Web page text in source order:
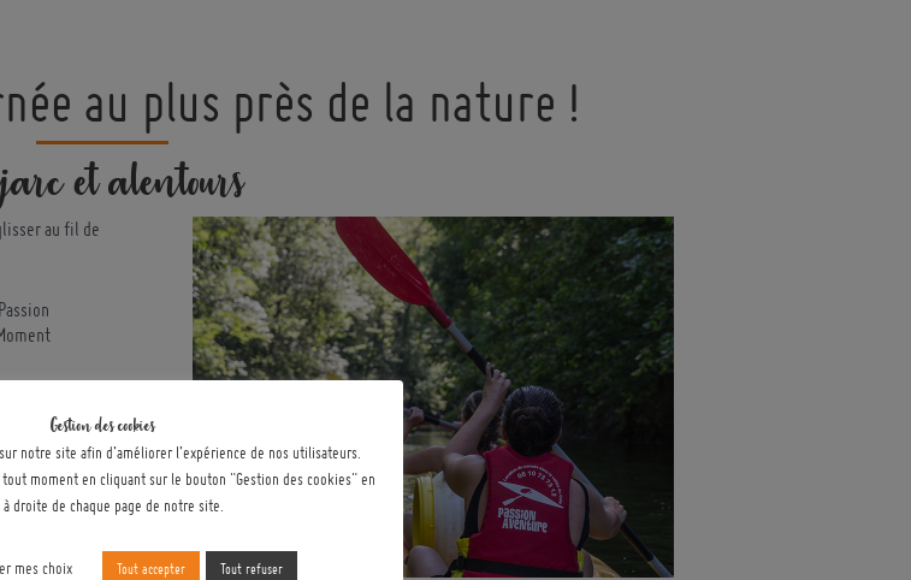
au plus près de la nature !
et alentours
au fil de
et
Gestion des cookies
notre site afin d’améliorer l’expérience de nos utilisateurs.
moment en cliquant sur le bouton "Gestion des cookies" en
à droite de chaque page de notre site.
mes choix Tout accepter Tout refuser